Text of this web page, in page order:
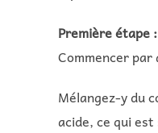
Première étape
Commencer par
Mélangez-y du
acide, ce qui